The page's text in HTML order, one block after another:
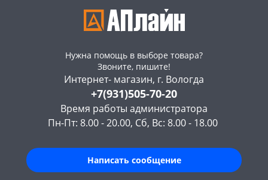
Нужна помощь в выборе товара?
Звоните, пишите!
Интернет- магазин, г. Вологда
+7(931)505-70-20
Время работы администратора
Пн-Пт: 8.00 - 20.00, Сб, Вс: 8.00 - 18.00
Написать сообщение